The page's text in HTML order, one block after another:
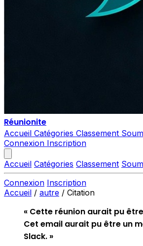
Réunionite
Accueil Catégories Classement
Connexion Inscription
Accueil Catégories Classement
Connexion Inscription
Accueil / autre / Citation
« Cette réunion aurait pu
Cet email aurait pu être un
Slack. »